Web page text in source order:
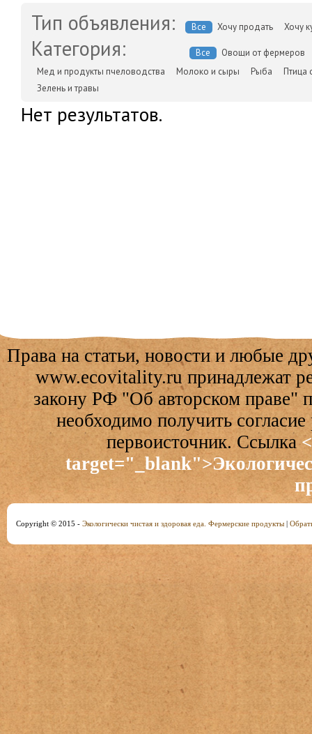
Тип объявления: Все Хочу продать Хочу
Категория: Все
Овощи от фермеров
Мед и продукты пчеловодства
Молоко и сыры Рыба
Птица
Зелень и травы
Нет результатов.
Права на статьи, новости и любые
www.ecovitality.ru принадлежат
закону РФ "Об авторском праве"
необходимо получить
первоисточник. Ссылка
Copyright © 2015 - Экологически чистая и здоровая еда. Фермерские продукты |